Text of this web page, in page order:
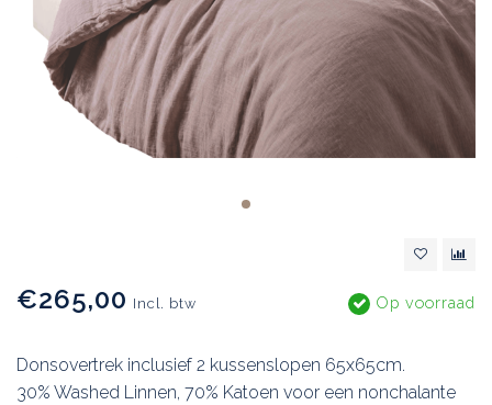
€265,00 Incl. btw Op voorraad
Donsovertrek inclusief 2 kussenslopen 65x65cm.
30% Washed Linnen, 70% Katoen voor een nonchalante